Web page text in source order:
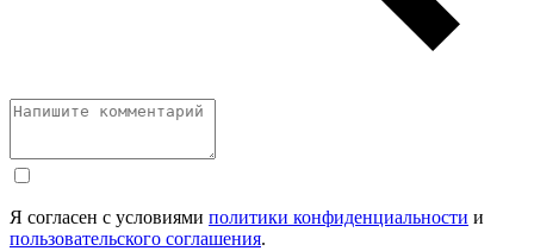
Я согласен с условиями политики конфиденциальности и
пользовательского соглашения.